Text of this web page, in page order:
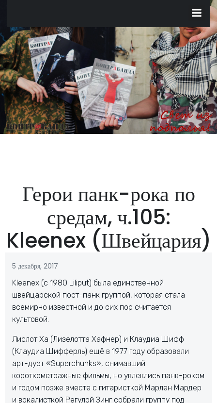
содержимому
Герои панк-рока по
средам, ч.105:
Kleenex (Швейцария)
5 декабря, 2017
Kleenex (с 1980 Liliput) была единственной
швейцарской пост-панк группой, которая стала
всемирно известной и до сих пор считается
культовой.
Лислот Ха (Лизелотта Хафнер) и Клаудиа Шифф
(Клаудиа Шифферль) ещё в 1977 году образовали
арт-дуэт «Superchunks», снимавший
короткометражные фильмы, но увлеклись панк-роком
и годом позже вместе с гитаристкой Марлен Мардер
и вокалисткой Регулой Зинг собрали группу под